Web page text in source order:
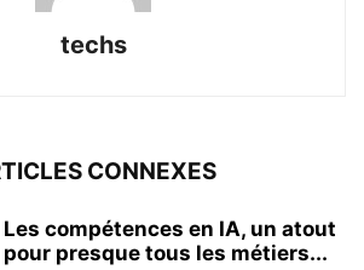
techs
CONNEXES
Les compétences en IA, un atout
pour presque tous les métiers...